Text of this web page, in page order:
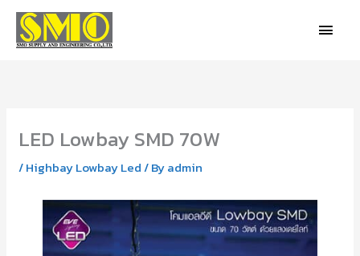
Skip
content
LED Lowbay SMD 70W
/Highbay Lowbay Led/ Byadmin